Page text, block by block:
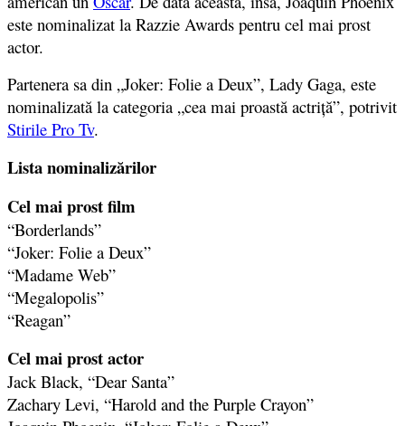
este nominalizat la Razzie Awards pentru cel mai prost
actor.
Partenera sa din „Joker: Folie a Deux”, Lady Gaga, este
nominalizată la categoria „cea mai proastă actriţă”, potrivit
Stirile Pro Tv.
Lista nominalizărilor
Cel mai prost film
“Borderlands”
“Joker: Folie a Deux”
“Madame Web”
“Megalopolis”
“Reagan”
Cel mai prost actor
Jack Black, “Dear Santa”
Zachary Levi, “Harold and the Purple Crayon”